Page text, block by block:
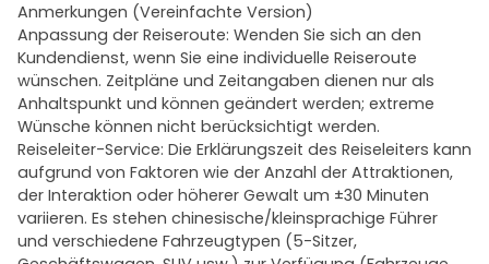
Anmerkungen (Vereinfachte Version)
Anpassung der Reiseroute: Wenden Sie sich an den
Kundendienst, wenn Sie eine individuelle Reiseroute
wünschen. Zeitpläne und Zeitangaben dienen nur als
Anhaltspunkt und können geändert werden; extreme
Wünsche können nicht berücksichtigt werden.
Reiseleiter-Service: Die Erklärungszeit des Reiseleiters kann
aufgrund von Faktoren wie der Anzahl der Attraktionen,
der Interaktion oder höherer Gewalt um ±30 Minuten
variieren. Es stehen chinesische/kleinsprachige Führer
und verschiedene Fahrzeugtypen (5-Sitzer,